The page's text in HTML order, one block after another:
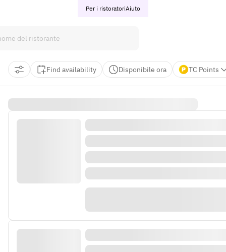
Per i ristoratoriAiuto
Find availability Disponibile ora TC Points